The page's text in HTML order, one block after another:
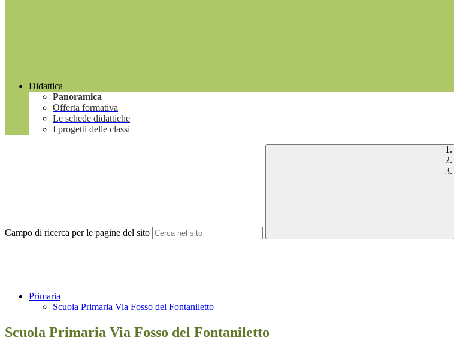
Didattica
Panoramica
Offerta formativa
Le schede didattiche
I progetti delle classi
Campo di ricerca per le pagine del sito
Primaria
Scuola Primaria Via Fosso del Fontaniletto
Scuola Primaria Via Fosso del Fontaniletto